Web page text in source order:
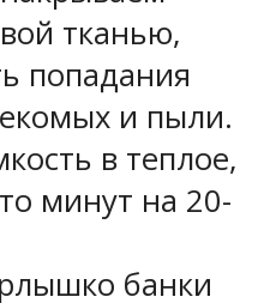
тканью,
попадания
и пыли.
в теплое,
минут на 20-
банки